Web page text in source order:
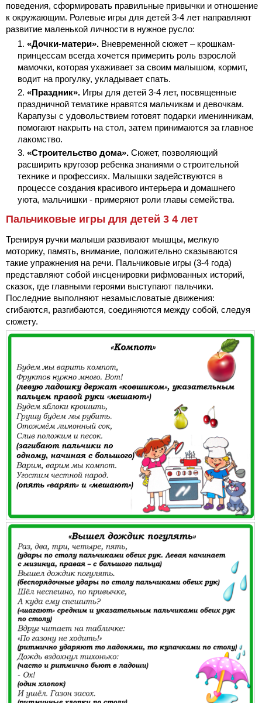
поведения, сформировать правильные привычки и отношение
к окружающим. Ролевые игры для детей 3-4 лет направляют
развитие маленькой личности в нужное русло:
«Дочки-матери». Вневременной сюжет – крошкам-
принцессам всегда хочется примерить роль взрослой
мамочки, которая ухаживает за своим малышом, кормит,
водит на прогулку, укладывает спать.
«Праздник». Игры для детей 3-4 лет, посвященные
праздничной тематике нравятся мальчикам и девочкам.
Карапузы с удовольствием готовят подарки именинникам,
помогают накрыть на стол, затем принимаются за главное
лакомство.
«Строительство дома». Сюжет, позволяющий
расширить кругозор ребенка знаниями о строительной
технике и профессиях. Малышки задействуются в
процессе создания красивого интерьера и домашнего
уюта, мальчишки - примеряют роли главы семейства.
Пальчиковые игры для детей 3 4 лет
Тренируя ручки малыши развивают мышцы, мелкую
моторику, память, внимание, положительно сказываются
такие упражнения на речи. Пальчиковые игры (3-4 года)
представляют собой инсценировки рифмованных историй,
сказок, где главными героями выступают пальчики.
Последние выполняют незамысловатые движения:
сгибаются, разгибаются, соединяются между собой, следуя
сюжету.